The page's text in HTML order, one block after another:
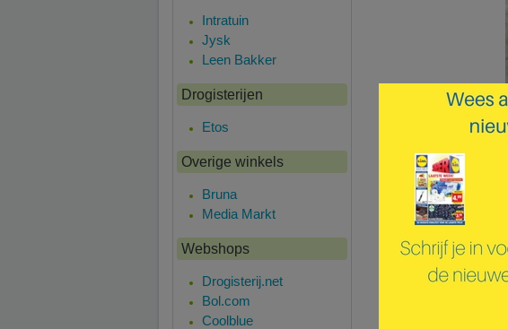
Intratuin
Jysk
Leen Bakker
Drogisterijen
Etos
Overige winkels
Bruna
Media Markt
Webshops
Drogisterij.net
Bol.com
Coolblue